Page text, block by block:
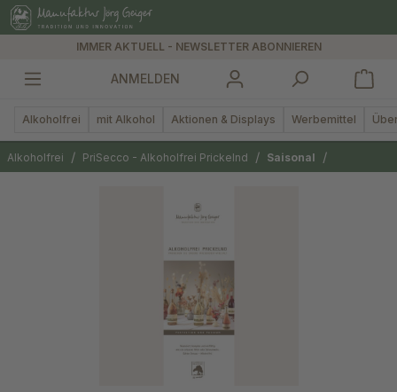
springen
IMMER AKTUELL - NEWSLETTER ABONNIEREN
ANMELDEN
Alkoholfrei mit Alkohol Aktionen & Displays Werbemittel
Alkoholfrei / PriSecco - Alkoholfrei Prickelnd / Saisonal /